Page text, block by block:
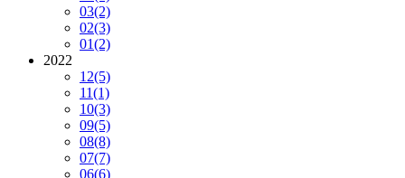
03(2)
02(3)
01(2)
2022
12(5)
11(1)
10(3)
09(5)
08(8)
07(7)
06(6)